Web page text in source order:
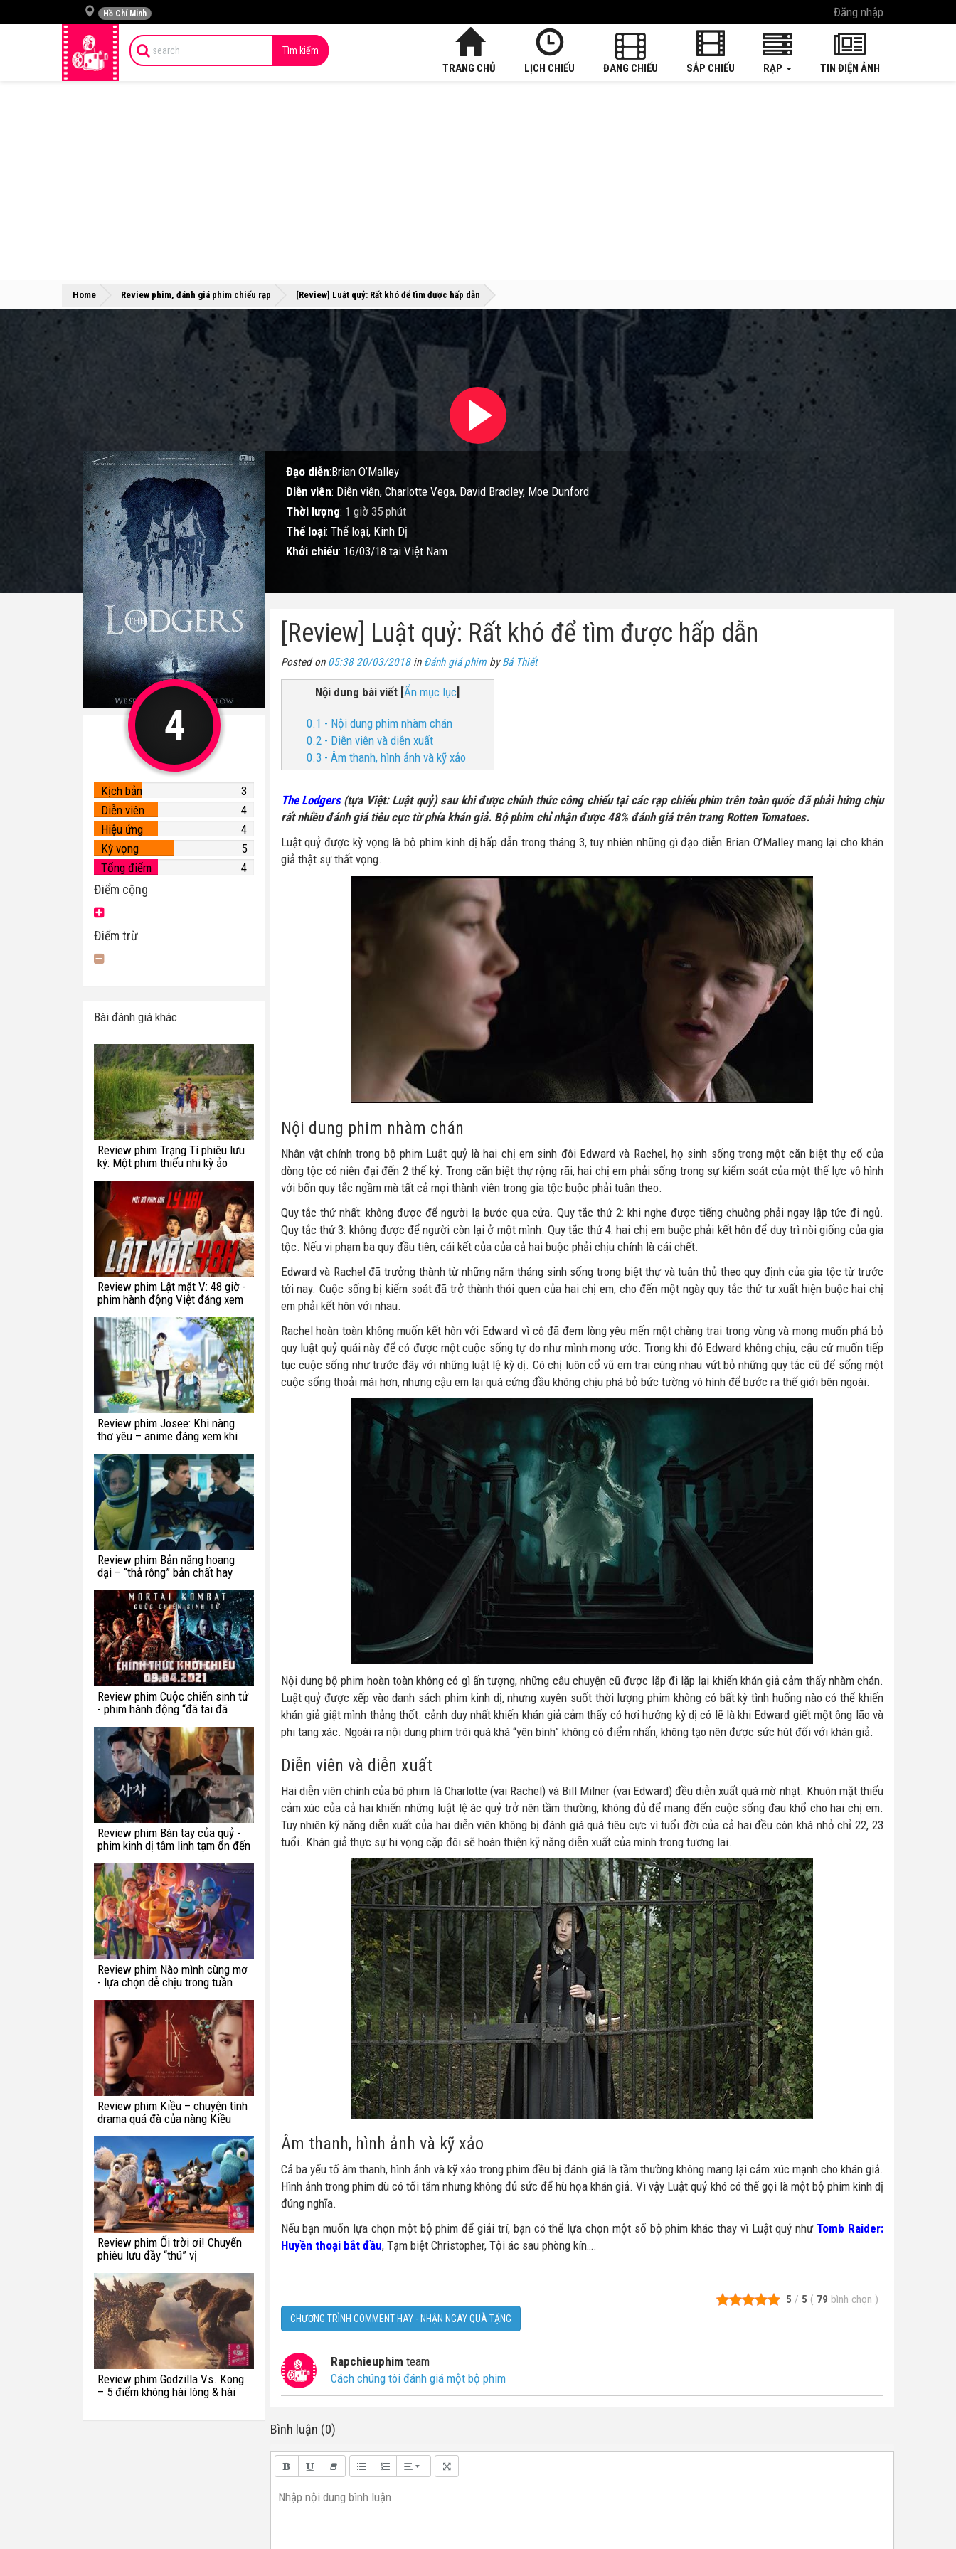
Hồ Chí Minh Đăng nhập
Tìm kiếm
TRANG CHỦ LỊCH CHIẾU ĐANG CHIẾU SẮP CHIẾU RẠP TIN ĐIỆN ẢNH
Home »
Review phim, đánh giá phim chiếu rạp »
[Review] Luật quỷ: Rất khó để tìm được hấp dẫn
4
Kịch bản
3
Diễn viên
4
Hiệu ứng
4
Kỳ vọng
5
Tổng điểm
4
Điểm cộng
Điểm trừ
Bài đánh giá khác
Review phim Trạng Tí phiêu lưu
ký: Một phim thiếu nhi kỳ ảo
Review phim Lật mặt V: 48 giờ -
phim hành động Việt đáng xem
Review phim Josee: Khi nàng
thơ yêu – anime đáng xem khi
Review phim Bản năng hoang
dại – “thả rông” bản chất hay
Review phim Cuộc chiến sinh tử
- phim hành động “đã tai đã
Review phim Bàn tay của quỷ -
phim kinh dị tâm linh tạm ổn đến
Review phim Nào mình cùng mơ
- lựa chọn dễ chịu trong tuần
Review phim Kiều – chuyện tình
drama quá đà của nàng Kiều
Review phim Ối trời ơi! Chuyến
phiêu lưu đầy “thú” vị
Review phim Godzilla Vs. Kong
– 5 điểm không hài lòng & hài
Đạo diễn:Brian O’Malley
Diễn viên: Diễn viên, Charlotte Vega, David Bradley, Moe Dunford
Thời lượng: 1 giờ 35 phút
Thể loại: Thể loại, Kinh Dị
Khởi chiếu: 16/03/18 tại Việt Nam
[Review] Luật quỷ: Rất khó để tìm được hấp dẫn
Posted on 05:38 20/03/2018in Đánh giá phimbyBá Thiết
Nội dung bài viết [Ẩn mục lục]
0.1 - Nội dung phim nhàm chán
0.2 - Diễn viên và diễn xuất
0.3 - Âm thanh, hình ảnh và kỹ xảo
The Lodgers(tựa Việt: Luật quỷ) sau khi được chính thức công chiếu tại các rạp chiếu phim trên toàn quốc đã phải hứng chịu
rất nhiều đánh giá tiêu cực từ phía khán giả. Bộ phim chỉ nhận được 48% đánh giá trên trang Rotten Tomatoes.
Luật quỷ được kỳ vọng là bộ phim kinh dị hấp dẫn trong tháng 3, tuy nhiên những gì đạo diễn Brian O’Malley mang lại cho khán
giả thật sự thất vọng.
Nội dung phim nhàm chán
Nhân vật chính trong bộ phim Luật quỷ là hai chị em sinh đôi Edward và Rachel, họ sinh sống trong một căn biệt thự cổ của
dòng tộc có niên đại đến 2 thế kỷ. Trong căn biệt thự rộng rãi, hai chị em phải sống trong sự kiểm soát của một thế lực vô hình
với bốn quy tắc ngầm mà tất cả mọi thành viên trong gia tộc buộc phải tuân theo.
Quy tắc thứ nhất: không được để người lạ bước qua cửa. Quy tắc thứ 2: khi nghe được tiếng chuông phải ngay lập tức đi ngủ.
Quy tắc thứ 3: không được để người còn lại ở một mình. Quy tắc thứ 4: hai chị em buộc phải kết hôn để duy trì nòi giống của gia
tộc. Nếu vi phạm ba quy đầu tiên, cái kết của của cả hai buộc phải chịu chính là cái chết.
Edward và Rachel đã trưởng thành từ những năm tháng sinh sống trong biệt thự và tuân thủ theo quy định của gia tộc từ trước
tới nay. Cuộc sống bị kiểm soát đã trở thành thói quen của hai chị em, cho đến một ngày quy tắc thứ tư xuất hiện buộc hai chị
em phải kết hôn với nhau.
Rachel hoàn toàn không muốn kết hôn với Edward vì cô đã đem lòng yêu mến một chàng trai trong vùng và mong muốn phá bỏ
quy luật quỷ quái này để có được một cuộc sống tự do như mình mong ước. Trong khi đó Edward không chịu, cậu cứ muốn tiếp
tục cuộc sống như trước đây với những luật lệ kỳ dị. Cô chị luôn cổ vũ em trai cùng nhau vứt bỏ những quy tắc cũ để sống một
cuộc sống thoải mái hơn, nhưng cậu em lại quá cứng đầu không chịu phá bỏ bức tường vô hình để bước ra thế giới bên ngoài.
Nội dung bộ phim hoàn toàn không có gì ấn tượng, những câu chuyện cũ được lặp đi lặp lại khiến khán giả cảm thấy nhàm chán.
Luật quỷ được xếp vào danh sách phim kinh dị, nhưng xuyên suốt thời lượng phim không có bất kỳ tình huống nào có thể khiến
khán giả giật mình thảng thốt. cảnh duy nhất khiến khán giả cảm thấy có hơi hướng kỳ dị có lẽ là khi Edward giết một ông lão và
phi tang xác. Ngoài ra nội dung phim trôi quá khá “yên bình” không có điểm nhấn, không tạo nên được sức hút đối với khán giả.
Diễn viên và diễn xuất
Hai diễn viên chính của bô phim là Charlotte (vai Rachel) và Bill Milner (vai Edward) đều diễn xuất quá mờ nhạt. Khuôn mặt thiếu
cảm xúc của cả hai khiến những luật lệ ác quỷ trở nên tầm thường, không đủ để mang đến cuộc sống đau khổ cho hai chị em.
Tuy nhiên kỹ năng diễn xuất của hai diễn viên không bị đánh giá quá tiêu cực vì tuổi đời của cả hai đều còn khá nhỏ chỉ 22, 23
tuổi. Khán giả thực sự hi vọng cặp đôi sẽ hoàn thiện kỹ năng diễn xuất của mình trong tương lai.
Âm thanh, hình ảnh và kỹ xảo
Cả ba yếu tố âm thanh, hình ảnh và kỹ xảo trong phim đều bị đánh giá là tầm thường không mang lại cảm xúc mạnh cho khán giả.
Hình ảnh trong phim dù có tối tăm nhưng không đủ sức để hù họa khán giả. Vì vậy Luật quỷ khó có thể gọi là một bộ phim kinh dị
đúng nghĩa.
Nếu bạn muốn lựa chọn một bộ phim để giải trí, bạn có thể lựa chọn một số bộ phim khác thay vì Luật quỷ như Tomb Raider:
Huyền thoại bắt đầu, Tạm biệt Christopher, Tội ác sau phòng kín….
5 / 5 ( 79 bình chọn )
CHƯƠNG TRÌNH COMMENT HAY - NHẬN NGAY QUÀ TẶNG
Rapchieuphim team
Cách chúng tôi đánh giá một bộ phim
Bình luận (0)
Nhập nội dung bình luận